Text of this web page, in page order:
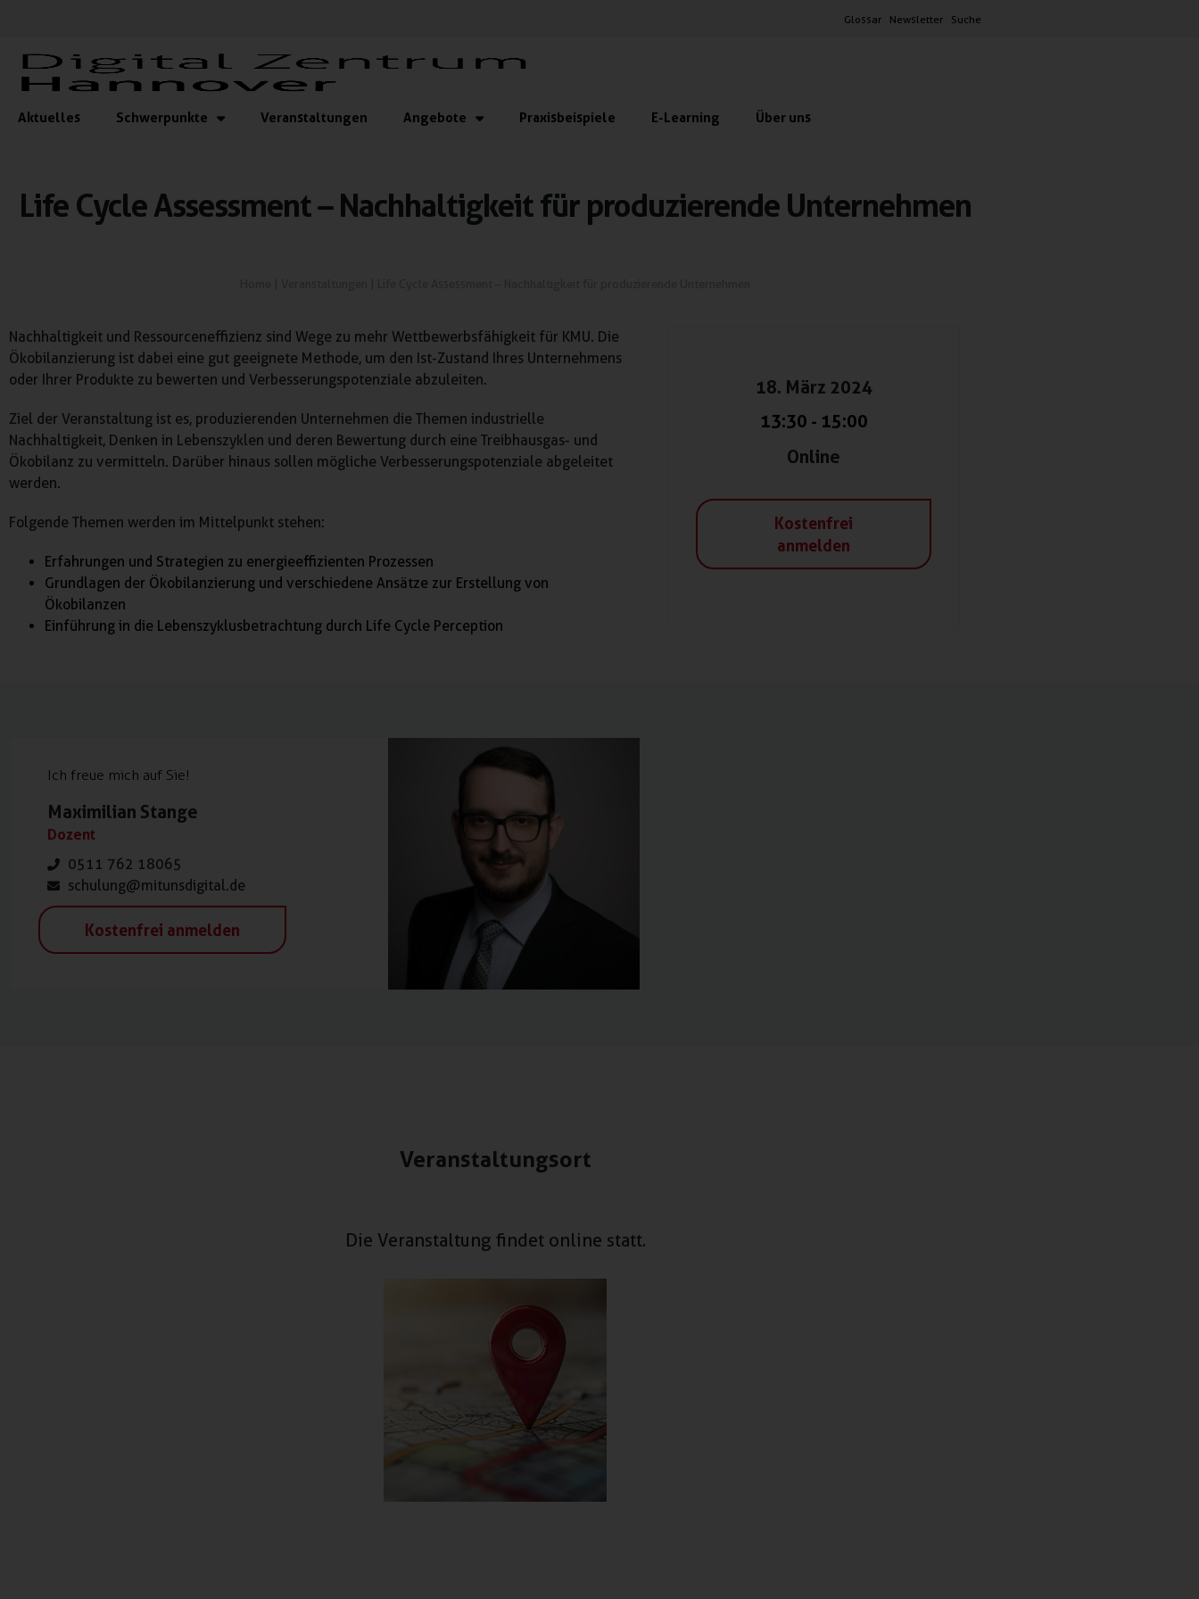
Glossar Newsletter Suche
Aktuelles Schwerpunkte Veranstaltungen Angebote Praxisbeispiele E-Learning Über uns
Life Cycle Assessment – Nachhaltigkeit für produzierende Unternehmen
Nachhaltigkeit und Ressourceneffizienz sind Wege zu mehr Wettbewerbsfähigkeit für KMU. Die
Ökobilanzierung ist dabei eine gut geeignete Methode, um den Ist-Zustand Ihres Unternehmens
oder Ihrer Produkte zu bewerten und Verbesserungspotenziale abzuleiten.
Ziel der Veranstaltung ist es, produzierenden Unternehmen die Themen industrielle
Nachhaltigkeit, Denken in Lebenszyklen und deren Bewertung durch eine Treibhausgas- und
Ökobilanz zu vermitteln. Darüber hinaus sollen mögliche Verbesserungspotenziale abgeleitet
werden.
Folgende Themen werden im Mittelpunkt stehen:
Erfahrungen und Strategien zu energieeffizienten Prozessen
Grundlagen der Ökobilanzierung und verschiedene Ansätze zur Erstellung von
Ökobilanzen
Einführung in die Lebenszyklusbetrachtung durch Life Cycle Perception
18. März 2024
13:30 - 15:00
Online
Kostenfrei
anmelden
Ich freue mich auf Sie!
Maximilian Stange
Dozent
0511 762 18065
schulung@mitunsdigital.de
Kostenfrei anmelden
Veranstaltungsort
Die Veranstaltung findet online statt.